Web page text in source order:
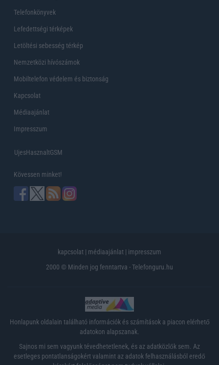
Telefonkönyvek
Lefedettségi térképek
Letöltési sebesség térkép
Nemzetközi hívószámok
Mobiltelefon védelem és biztonság
Kapcsolat
Médiaajánlat
Impresszum
UjesHasznaltGSM
Kövessen minket!
kapcsolat | médiaajánlat | impresszum
2000 © Minden jog fenntartva - Telefonguru.hu
Honlapunk oldalain található információk és számítások a piacon elérhető
adatokon alapszanak.
Sajnos mi sem vagyunk tévedhetetlenek, és az adatközlők sem. Az
esetleges pontatlanságokért valamint az adatok felhasználásból eredő